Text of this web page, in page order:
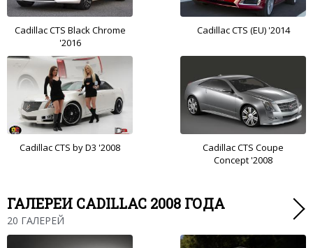
Cadillac CTS Black Chrome
'2016
Cadillac CTS (EU) '2014
Cadillac CTS by D3 '2008
Cadillac CTS Coupe
Concept '2008
ГАЛЕРЕИ CADILLAC 2008 ГОДА
20 ГАЛЕРЕЙ